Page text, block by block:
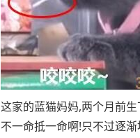
这家的蓝猫妈妈,两个月前
不一命抵一命啊!只不过逐